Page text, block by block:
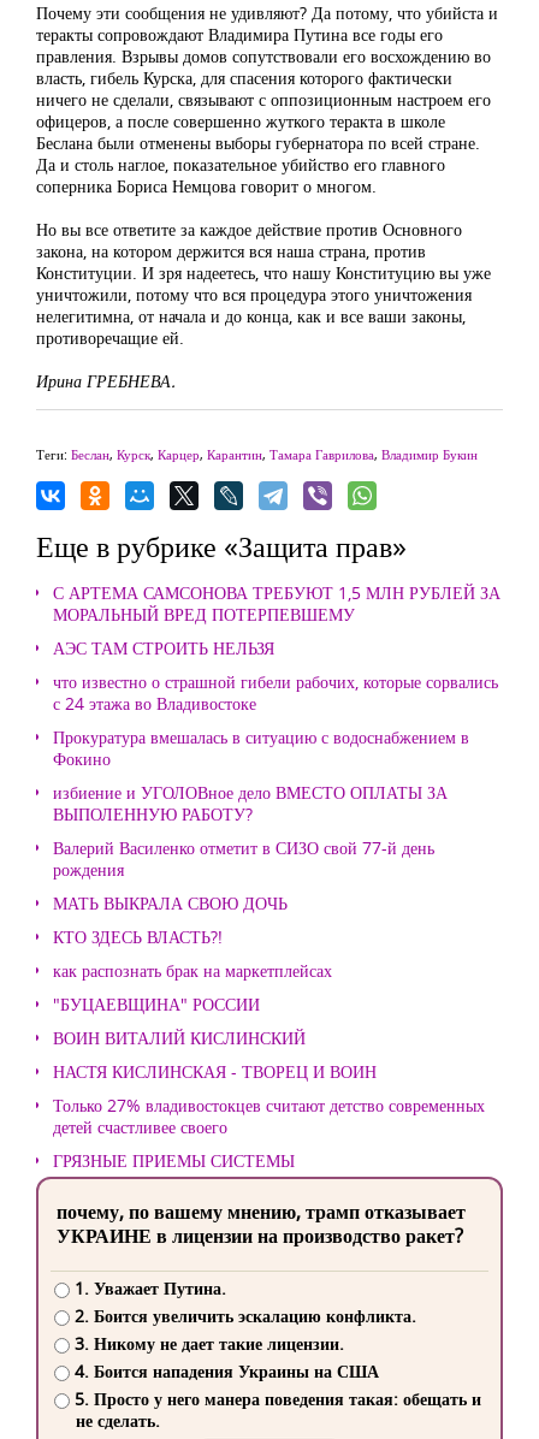
Почему эти сообщения не удивляют? Да потому, что убийста и
теракты сопровождают Владимира Путина все годы его
правления. Взрывы домов сопутствовали его восхождению во
власть, гибель Курска, для спасения которого фактически
ничего не сделали, связывают с оппозиционным настроем его
офицеров, а после совершенно жуткого теракта в школе
Беслана были отменены выборы губернатора по всей стране.
Да и столь наглое, показательное убийство его главного
соперника Бориса Немцова говорит о многом.
Но вы все ответите за каждое действие против Основного
закона, на котором держится вся наша страна, против
Конституции. И зря надеетесь, что нашу Конституцию вы уже
уничтожили, потому что вся процедура этого уничтожения
нелегитимна, от начала и до конца, как и все ваши законы,
противоречащие ей.
Ирина ГРЕБНЕВА.
Теги: Беслан, Курск, Карцер, Карантин, Тамара Гаврилова, Владимир Букин
Еще в рубрике «Защита прав»
С АРТЕМА САМСОНОВА ТРЕБУЮТ 1,5 МЛН РУБЛЕЙ ЗА
МОРАЛЬНЫЙ ВРЕД ПОТЕРПЕВШЕМУ
АЭС ТАМ СТРОИТЬ НЕЛЬЗЯ
что известно о страшной гибели рабочих, которые сорвались
с 24 этажа во Владивостоке
Прокуратура вмешалась в ситуацию с водоснабжением в
Фокино
избиение и УГОЛОВное дело ВМЕСТО ОПЛАТЫ ЗА
ВЫПОЛЕННУЮ РАБОТУ?
Валерий Василенко отметит в СИЗО свой 77-й день
рождения
МАТЬ ВЫКРАЛА СВОЮ ДОЧЬ
КТО ЗДЕСЬ ВЛАСТЬ?!
как распознать брак на маркетплейсах
"БУЦАЕВЩИНА" РОССИИ
ВОИН ВИТАЛИЙ КИСЛИНСКИЙ
НАСТЯ КИСЛИНСКАЯ - ТВОРЕЦ И ВОИН
Только 27% владивостокцев считают детство современных
детей счастливее своего
ГРЯЗНЫЕ ПРИЕМЫ СИСТЕМЫ
почему, по вашему мнению, трамп отказывает
УКРАИНЕ в лицензии на производство ракет?
1. Уважает Путина.
2. Боится увеличить эскалацию конфликта.
3. Никому не дает такие лицензии.
4. Боится нападения Украины на США
5. Просто у него манера поведения такая: обещать и
не сделать.